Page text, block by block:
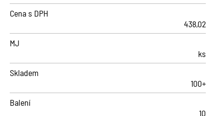
Cena s DPH
438,02
MJ
ks
Skladem
100+
Balení
10